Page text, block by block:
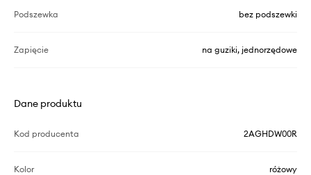
Podszewka bez podszewki
Zapięcie na guziki, jednorzędowe
Dane produktu
Kod producenta 2AGHDW00R
Kolor różowy